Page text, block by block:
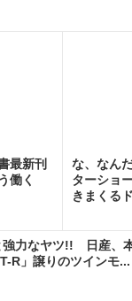
最新刊
働く
な、なん
ターショ
きまくる
強力なヤツ!! 日産、
R」譲りのツインモ...